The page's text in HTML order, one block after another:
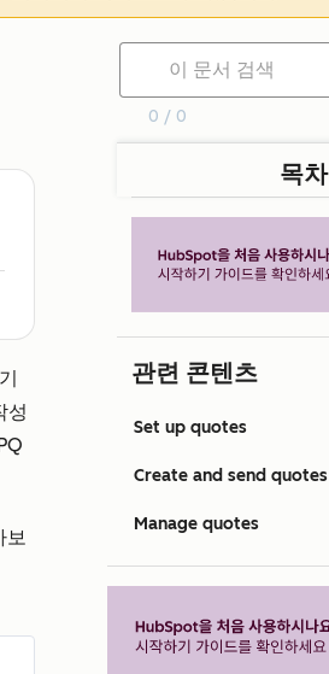
성
보
0 / 0
목차
관련 콘텐츠
Set up quotes
Create and send quotes
Manage quotes